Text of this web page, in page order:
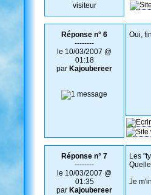
visiteur
Réponse n° 6
--------
le 10/03/2007 @
01:18
par Kajoubereer
Oui,
Réponse n° 7
--------
le 10/03/2007 @
01:35
par Kajoubereer
Les
Je